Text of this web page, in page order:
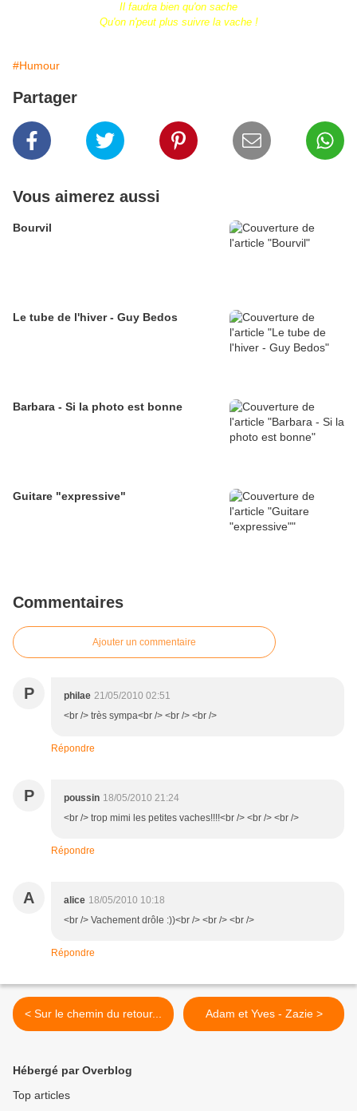
Il faudra bien qu'on sache
Qu'on n'peut plus suivre la vache !
#Humour
Partager
Vous aimerez aussi
Bourvil
Le tube de l'hiver - Guy Bedos
Barbara - Si la photo est bonne
Guitare "expressive"
Commentaires
Ajouter un commentaire
P philae 21/05/2010 02:51
<br /> très sympa<br /> <br /> <br />
Répondre
P poussin 18/05/2010 21:24
<br /> trop mimi les petites vaches!!!!<br /> <br /> <br />
Répondre
A alice 18/05/2010 10:18
<br /> Vachement drôle :))<br /> <br /> <br />
Répondre
< Sur le chemin du retour... Adam et Yves - Zazie >
Hébergé par Overblog
Top articles